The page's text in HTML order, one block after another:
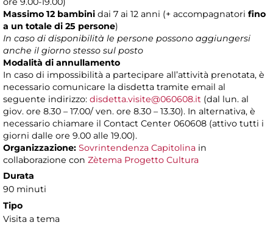
Massimo 12 bambini dai 7 ai 12 anni (+ accompagnatori fino
a un totale di 25 persone)
In caso di disponibilità le persone possono aggiungersi
anche il giorno stesso sul posto
Modalità di annullamento
In caso di impossibilità a partecipare all’attività prenotata, è
necessario comunicare la disdetta tramite email al
seguente indirizzo: disdetta.visite@060608.it (dal lun. al
giov. ore 8.30 – 17.00/ ven. ore 8.30 – 13.30). In alternativa, è
necessario chiamare il Contact Center 060608 (attivo tutti i
giorni dalle ore 9.00 alle 19.00).
Organizzazione: Sovrintendenza Capitolina in
collaborazione con Zètema Progetto Cultura
Durata
90 minuti
Tipo
Visita a tema